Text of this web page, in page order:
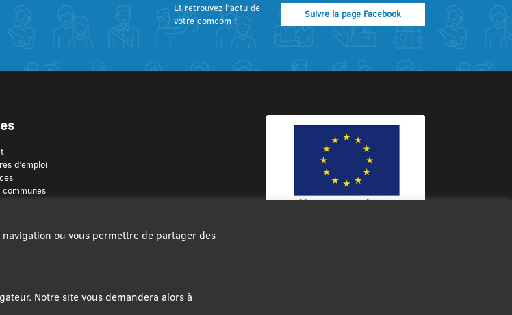
Et retrouvez l’actu de
votre comcom :
Suivre la page Facebook
d’emploi
France Servicesou vous permettre de partager des
Notre site vous demandera alors à